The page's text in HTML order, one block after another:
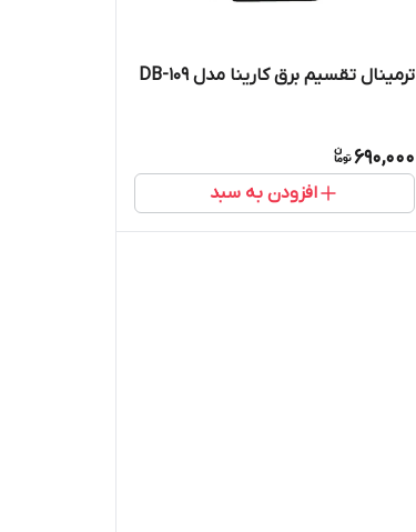
ترمینال تقسیم برق کارینا مدل DB-109
690,000
افزودن به سبد